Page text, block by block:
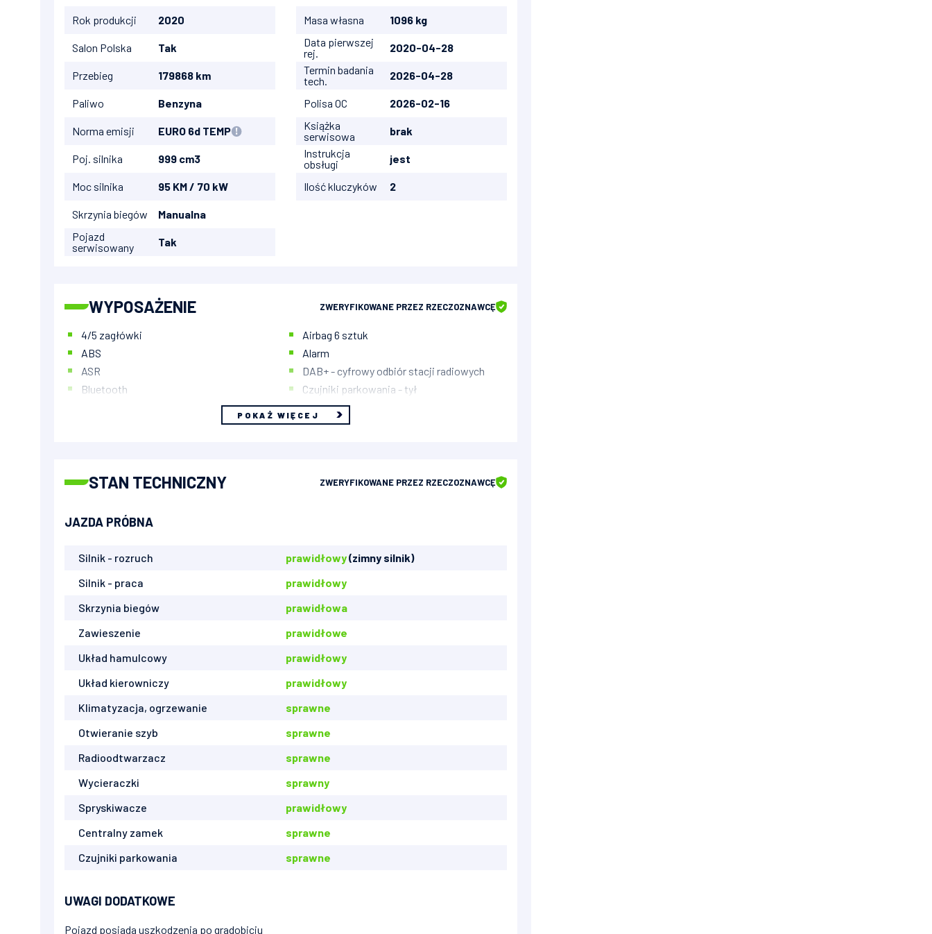
Rok produkcji 2020
Salon Polska Tak
Przebieg 179868 km
Paliwo Benzyna
Norma emisji EURO 6d TEMP
Poj. silnika 999 cm3
Moc silnika 95 KM / 70 kW
Skrzynia biegów
Manualna
Pojazd
serwisowany
Tak
Masa własna
1096 kg
Data pierwszej
rej.
2020-04-28
Termin badania
tech.
2026-04-28
Polisa OC
2026-02-16
Książka
serwisowa
brak
Instrukcja
obsługi
jest
Ilość kluczyków 2
WYPOSAŻENIE ZWERYFIKOWANE PRZEZ RZECZOZNAWCĘ
4/5 zagłówki
ABS
Airbag 6 sztuk
Alarm
ASR
Bluetooth
DAB+ - cyfrowy odbiór stacji radiowych
Czujniki parkowania - tył
POKAŻ WIĘCEJ
STAN TECHNICZNY ZWERYFIKOWANE PRZEZ RZECZOZNAWCĘ
JAZDA PRÓBNA
Silnik - rozruch prawidłowy(zimny silnik)
Silnik - praca
prawidłowy
Skrzynia biegów
prawidłowa
Zawieszenie
prawidłowe
Układ hamulcowy
prawidłowy
Układ kierowniczy
prawidłowy
Klimatyzacja, ogrzewanie
sprawne
Otwieranie szyb
sprawne
Radioodtwarzacz
sprawne
Wycieraczki
sprawny
Spryskiwacze
prawidłowy
Centralny zamek
sprawne
Czujniki parkowania
sprawne
UWAGI DODATKOWE
Pojazd posiada uszkodzenia po gradobiciu